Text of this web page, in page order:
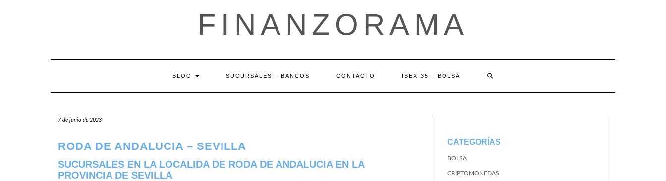
FINANZORAMA
BLOG SUCURSALES – BANCOS CONTACTO IBEX-35 – BOLSA
7 de junio de 2023
RODA DE ANDALUCIA – SEVILLA
SUCURSALES EN LA LOCALIDA DE RODA DE ANDALUCIA EN LA
PROVINCIA DE SEVILLA
CATEGORÍAS
BOLSA
CRIPTOMONEDAS